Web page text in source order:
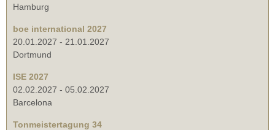
Hamburg
boe international 2027
20.01.2027 - 21.01.2027
Dortmund
ISE 2027
02.02.2027 - 05.02.2027
Barcelona
Tonmeistertagung 34